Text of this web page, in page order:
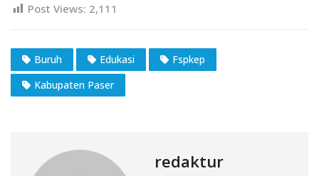
Post Views: 2,111
Buruh Edukasi
Fspkep
Kabupaten Paser
redaktur